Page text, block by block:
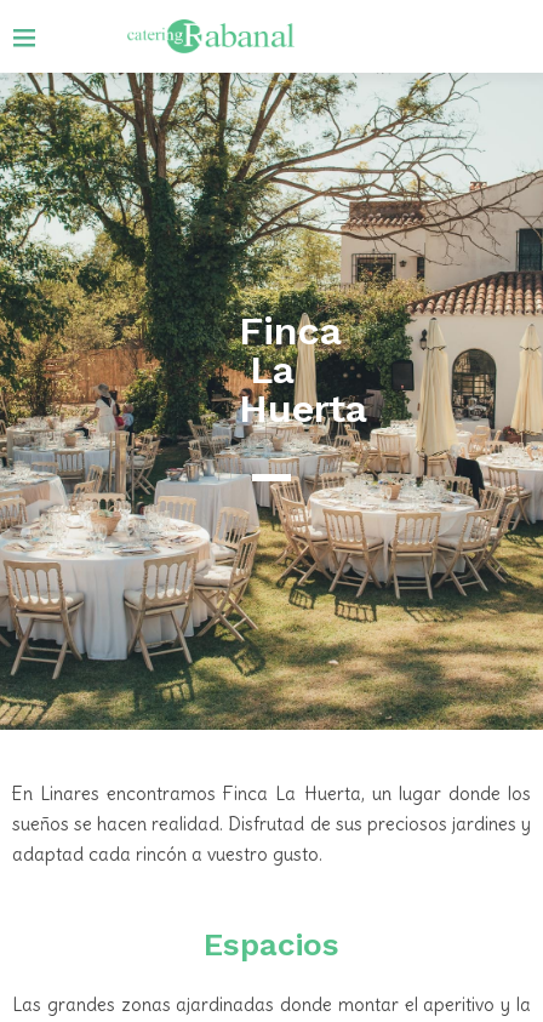
Finca
La
Huerta
En Linares encontramos Finca La Huerta, un lugar donde los
sueños se hacen realidad. Disfrutad de sus preciosos jardines y
adaptad cada rincón a vuestro gusto.
Espacios
Las grandes zonas ajardinadas donde montar el aperitivo y la